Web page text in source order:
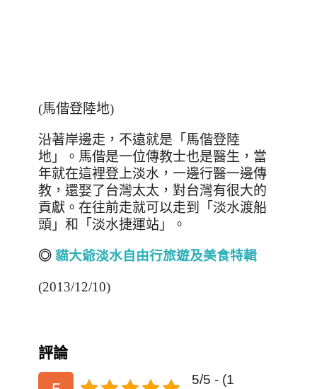
(馬偕登陸地)
沿著岸邊走，不遠就是「馬偕登陸
地」。馬偕是一位傳教士也是醫生，當
年就在這裡登上淡水，一邊行醫一邊傳
教，還娶了台灣太太，對台灣有很大的
貢獻。在往前走就可以走到
「淡水渡船
頭」和
「淡水捷運站」。
◎ 貓大爺淡水自由行旅遊及美食特輯
(2013/12/10)
評論
5/5 - (1